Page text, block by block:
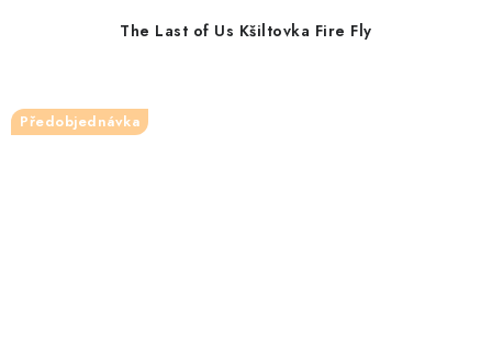
The Last of Us Kšiltovka Fire Fly
Předobjednávka